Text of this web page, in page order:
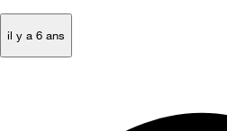
il y a 6 ans